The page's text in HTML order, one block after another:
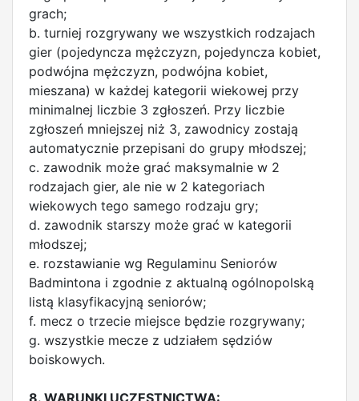
grach;
b. turniej rozgrywany we wszystkich rodzajach
gier (pojedyncza mężczyzn, pojedyncza kobiet,
podwójna mężczyzn, podwójna kobiet,
mieszana) w każdej kategorii wiekowej przy
minimalnej liczbie 3 zgłoszeń. Przy liczbie
zgłoszeń mniejszej niż 3, zawodnicy zostają
automatycznie przepisani do grupy młodszej;
c. zawodnik może grać maksymalnie w 2
rodzajach gier, ale nie w 2 kategoriach
wiekowych tego samego rodzaju gry;
d. zawodnik starszy może grać w kategorii
młodszej;
e. rozstawianie wg Regulaminu Seniorów
Badmintona i zgodnie z aktualną ogólnopolską
listą klasyfikacyjną seniorów;
f. mecz o trzecie miejsce będzie rozgrywany;
g. wszystkie mecze z udziałem sędziów
boiskowych.
8. WARUNKI UCZESTNICTWA: